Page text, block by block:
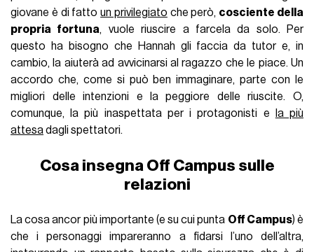
giovane è di fattoun privilegiato che però, cosciente della
propria fortuna, vuole riuscire a farcela da solo. Per
questo ha bisogno che Hannah gli faccia da tutor e, in
cambio, la aiuterà ad avvicinarsi al ragazzo che le piace. Un
accordo che, come si può ben immaginare, parte con le
migliori delle intenzioni e la peggiore delle riuscite. O,
comunque, la più inaspettata per i protagonisti e
la più
attesadagli spettatori.
Cosa insegna Off Campus sulle
relazioni
La cosa ancor più importante (e su cui punta Off Campus) è
che i personaggi impareranno a fidarsi l’uno dell’altra,